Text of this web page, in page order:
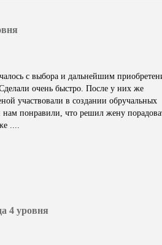
с выбора и дальнейшим
очень быстро. После у них же
участвовали в создании обручальных
нам понравили, что решил жену
....
4 уровня